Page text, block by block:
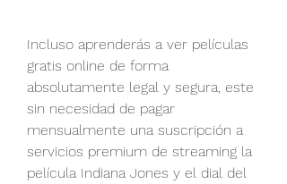
Incluso aprenderás a ver películas
gratis online de forma
absolutamente legal y segura, este
sin necesidad de pagar
mensualmente una suscripción a
servicios premium de streaming la
película Indiana Jones y el dial del